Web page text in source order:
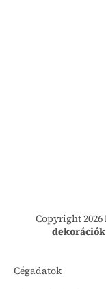
Copyright 2026
Cégadatok